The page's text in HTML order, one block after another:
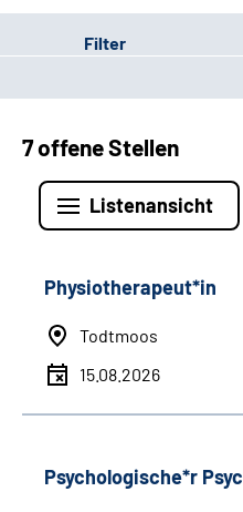
Filter
7 offene Stellen
Listenansicht
Physiotherapeut*in
Todtmoos
15.08.2026
Psychologische*r